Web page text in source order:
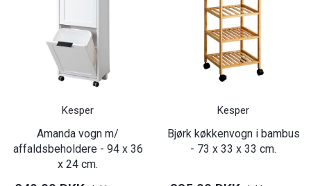
Kesper
Amanda vogn m/
affaldsbeholdere - 94 x 36
x 24 cm.
Kesper
Bjørk køkkenvogn i bambus
- 73 x 33 x 33 cm.